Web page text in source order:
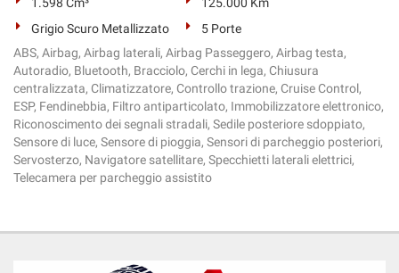
Grigio Scuro Metallizzato
5 Porte
ABS, Airbag, Airbag laterali, Airbag Passeggero, Airbag testa,
Autoradio, Bluetooth, Bracciolo, Cerchi in lega, Chiusura
centralizzata, Climatizzatore, Controllo trazione, Cruise Control,
ESP, Fendinebbia, Filtro antiparticolato, Immobilizzatore elettronico,
Riconoscimento dei segnali stradali, Sedile posteriore sdoppiato,
Sensore di luce, Sensore di pioggia, Sensori di parcheggio posteriori,
Servosterzo, Navigatore satellitare, Specchietti laterali elettrici,
Telecamera per parcheggio assistito